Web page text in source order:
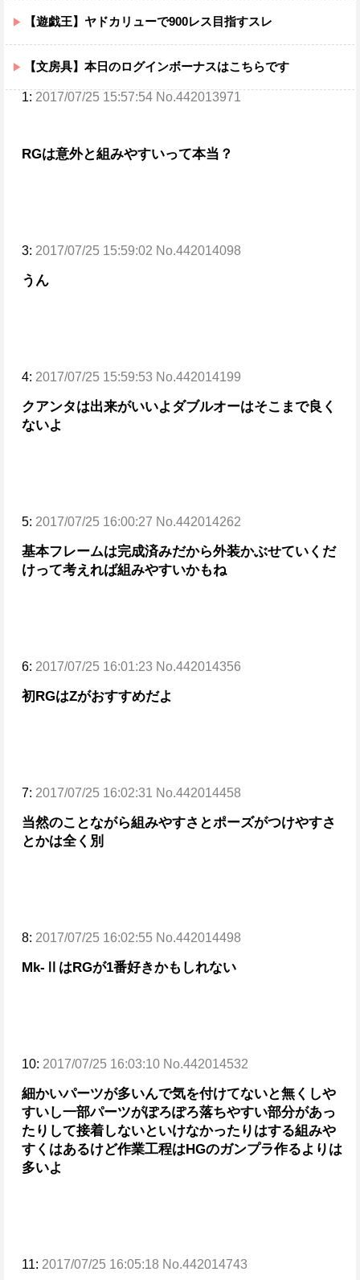
【遊戯王】ヤドカリューで900レス目指すスレ
【文房具】本日のログインボーナスはこちらです
1: 2017/07/25 15:57:54 No.442013971
RGは意外と組みやすいって本当？
3: 2017/07/25 15:59:02 No.442014098
うん
4: 2017/07/25 15:59:53 No.442014199
クアンタは出来がいいよダブルオーはそこまで良く
ないよ
5: 2017/07/25 16:00:27 No.442014262
基本フレームは完成済みだから外装かぶせていくだ
けって考えれば組みやすいかもね
6: 2017/07/25 16:01:23 No.442014356
初RGはΖがおすすめだよ
7: 2017/07/25 16:02:31 No.442014458
当然のことながら組みやすさとポーズがつけやすさ
とかは全く別
8: 2017/07/25 16:02:55 No.442014498
Mk-ⅡはRGが1番好きかもしれない
10: 2017/07/25 16:03:10 No.442014532
細かいパーツが多いんで気を付けてないと無くしや
すいし一部パーツがぽろぽろ落ちやすい部分があっ
たりして接着しないといけなかったりはする組みや
すくはあるけど作業工程はHGのガンプラ作るよりは
多いよ
11: 2017/07/25 16:05:18 No.442014743